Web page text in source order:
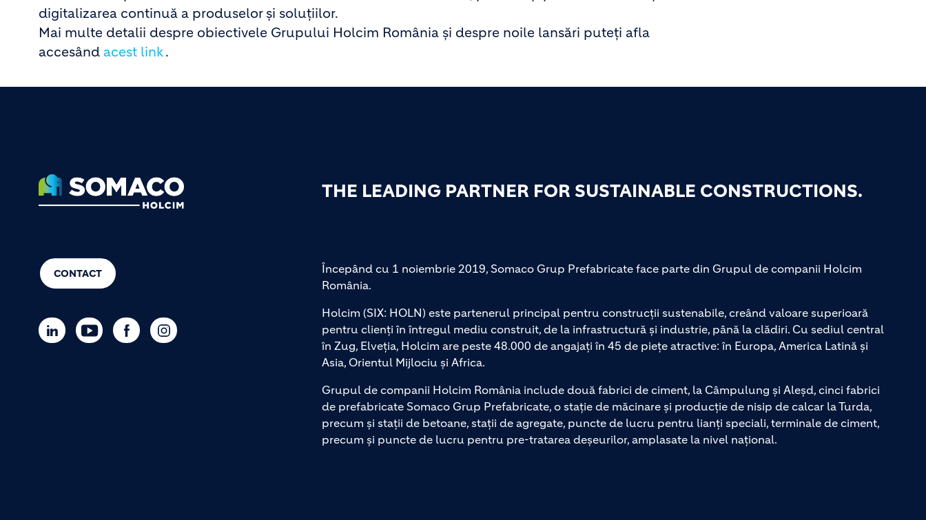
digitalizarea continuă a produselor și soluțiilor.
Mai multe detalii despre obiectivele Grupului Holcim România și despre noile lansări puteți afla
accesând acest link.
Footer THE LEADING PARTNER FOR SUSTAINABLE CONSTRUCTIONS.
CONTACT
Începând cu 1 noiembrie 2019, Somaco Grup Prefabricate face parte din Grupul de companii Holcim
România.
Holcim (SIX: HOLN) este partenerul principal pentru construcții sustenabile, creând valoare superioară
pentru clienți în întregul mediu construit, de la infrastructură și industrie, până la clădiri. Cu sediul central
în Zug, Elveția, Holcim are peste 48.000 de angajați în 45 de piețe atractive: în Europa, America Latină și
Asia, Orientul Mijlociu și Africa.
Grupul de companii Holcim România include două fabrici de ciment, la Câmpulung și Aleșd, cinci fabrici
de prefabricate Somaco Grup Prefabricate, o stație de măcinare și producție de nisip de calcar la Turda,
precum și stații de betoane, stații de agregate, puncte de lucru pentru lianți speciali, terminale de ciment,
precum și puncte de lucru pentru pre-tratarea deșeurilor, amplasate la nivel național.